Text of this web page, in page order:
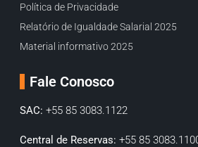
Política de Privacidade
Relatório de Igualdade Salarial 2025
Material informativo 2025
Fale Conosco
SAC: +55 85 3083.1122
Central de Reservas: +55 85